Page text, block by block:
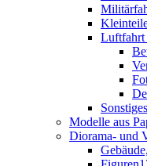
Luftfahrt
Sonstiges
Modelle aus
Diorama- und